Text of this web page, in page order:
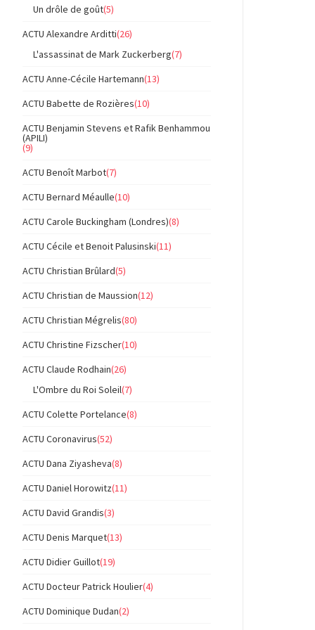
Un drôle de goût(5)
ACTU Alexandre Arditti(26)
L'assassinat de Mark Zuckerberg(7)
ACTU Anne-Cécile Hartemann(13)
ACTU Babette de Rozières(10)
ACTU Benjamin Stevens et Rafik Benhammou
(APILI)
(9)
ACTU Benoît Marbot(7)
ACTU Bernard Méaulle(10)
ACTU Carole Buckingham (Londres)(8)
ACTU Cécile et Benoit Palusinski(11)
ACTU Christian Brûlard(5)
ACTU Christian de Maussion(12)
ACTU Christian Mégrelis(80)
ACTU Christine Fizscher(10)
ACTU Claude Rodhain(26)
L'Ombre du Roi Soleil(7)
ACTU Colette Portelance(8)
ACTU Coronavirus(52)
ACTU Dana Ziyasheva(8)
ACTU Daniel Horowitz(11)
ACTU David Grandis(3)
ACTU Denis Marquet(13)
ACTU Didier Guillot(19)
ACTU Docteur Patrick Houlier(4)
ACTU Dominique Dudan(2)